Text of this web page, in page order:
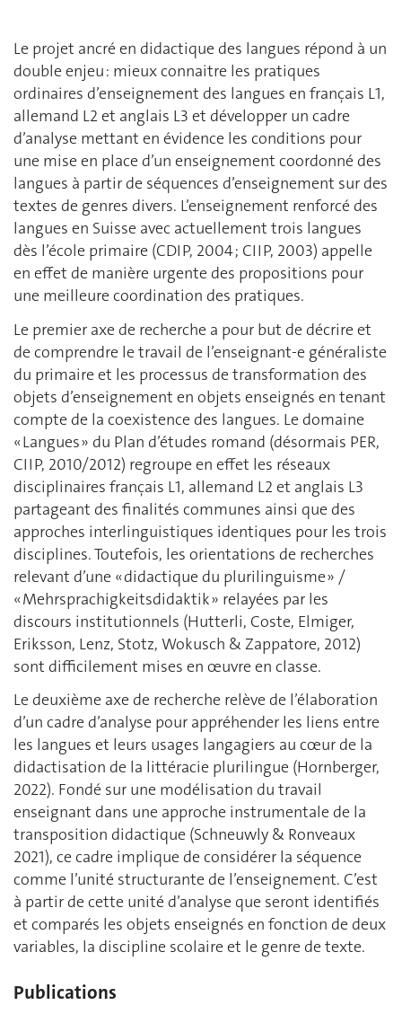
Le projet ancré en didactique des langues répond à un
double enjeu : mieux connaitre les pratiques
ordinaires d’enseignement des langues en français L1,
allemand L2 et anglais L3 et développer un cadre
d’analyse mettant en évidence les conditions pour
une mise en place d’un enseignement coordonné des
langues à partir de séquences d’enseignement sur des
textes de genres divers. L’enseignement renforcé des
langues en Suisse avec actuellement trois langues
dès l’école primaire (CDIP, 2004 ; CIIP, 2003) appelle
en effet de manière urgente des propositions pour
une meilleure coordination des pratiques.
Le premier axe de recherche a pour but de décrire et
de comprendre le travail de l’enseignant-e généraliste
du primaire et les processus de transformation des
objets d’enseignement en objets enseignés en tenant
compte de la coexistence des langues. Le domaine
« Langues » du Plan d’études romand (désormais PER,
CIIP, 2010/2012) regroupe en effet les réseaux
disciplinaires français L1, allemand L2 et anglais L3
partageant des finalités communes ainsi que des
approches interlinguistiques identiques pour les trois
disciplines. Toutefois, les orientations de recherches
relevant d’une « didactique du plurilinguisme » /
« Mehrsprachigkeitsdidaktik » relayées par les
discours institutionnels (Hutterli, Coste, Elmiger,
Eriksson, Lenz, Stotz, Wokusch & Zappatore, 2012)
sont difficilement mises en œuvre en classe.
Le deuxième axe de recherche relève de l’élaboration
d’un cadre d’analyse pour appréhender les liens entre
les langues et leurs usages langagiers au cœur de la
didactisation de la littéracie plurilingue (Hornberger,
2022). Fondé sur une modélisation du travail
enseignant dans une approche instrumentale de la
transposition didactique (Schneuwly & Ronveaux
2021), ce cadre implique de considérer la séquence
comme l’unité structurante de l’enseignement. C’est
à partir de cette unité d’analyse que seront identifiés
et comparés les objets enseignés en fonction de deux
variables, la discipline scolaire et le genre de texte.
Publications